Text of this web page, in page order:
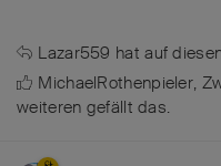
Lazar559 hat auf
MichaelRothenpieler,
weiteren gefällt das.